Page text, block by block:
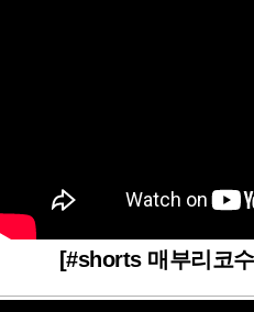
[#shorts 매부리코